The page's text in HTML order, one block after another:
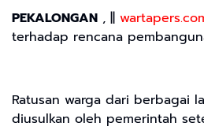
PEKALONGAN , ||
terhadap rencana
Ratusan warga dari berbagai
diusulkan oleh pemerintah